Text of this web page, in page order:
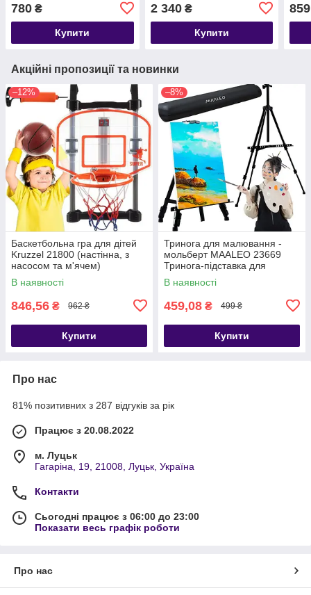
780 ₴
Купити
2 340₴
Купити
859
Акційні пропозиції та новинки
–12%
Баскетбольна гра для дітей
Kruzzel 21800 (настінна,​​​​​ з
насосом та м'ячем)
В наявності
846,56 ₴ 962 ₴
Купити
–8%
Тринога для малювання -
мольберт MAALEO 23669
Тринога-підставка для
картини
В наявності
459,08 ₴ 499 ₴
Купити
Про нас
81% позитивних з 287 відгуків за рік
Працює з 20.08.2022
м. Луцьк
Гагаріна, 19, 21008, Луцьк, Україна
Контакти
Сьогодні працює з 06:00 до 23:00
Показати весь графік роботи
Про нас